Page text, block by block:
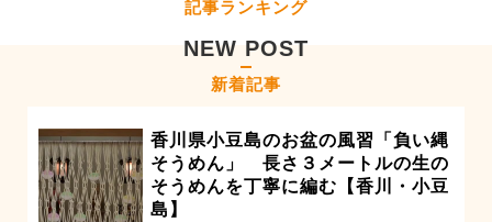
記事ランキング
NEW POST
新着記事
香川県小豆島のお盆の風習「負い縄
そうめん」 長さ３メートルの生の
そうめんを丁寧に編む【香川・小豆
島】